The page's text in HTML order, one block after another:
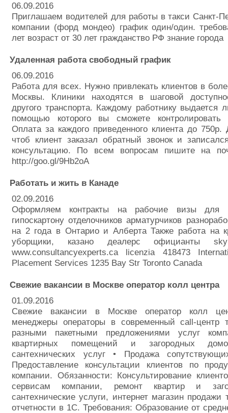
06.09.2016
Приглашаем водителей для работы в такси Санкт-
компании (форд мондео) график один/один.
лет возраст от 30 лет гражданство РФ знание города
Удаленная работа свободный график
06.09.2016
Работа для всех. Нужно привлекать клиентов в
Москвы. Клиники находятся в шаговой
другого транспорта. Каждому работнику выдается
помощью которого вы сможете контролировать
Оплата за каждого приведенного клиента до 750р.
чтоб клиент заказал обратный звонок и
консультацию. По всем вопросам пишите на
http://goo.gl/9Hb2oA
Работать и жить в Канаде
02.09.2016
Оформляем контракты на рабочие визы для
гипоскартону отделочников арматурчиков
на 2 года в Онтарио и Алберта Также работа на
уборщики, казано деалерс официанты
www.consultancyexperts.ca licenzia 418473
Placement Services 1235 Bay Str Toronto Canada
Свежие вакансии в Москве оператор колл центра
01.09.2016
Свежие вакансии в Москве оператор колл
менеджеры операторы в современный call-центр
разными пакетными предложениями услуг
квартирных помещений и загородных
сантехнических услуг • Продажа
Предоставление консультации клиентов по
компании. Обязанности: Консультирование
сервисам компании, ремонт квартир и
сантехнические услуги, интернет магазин продажи
отчетности в 1С. Требования: Образование от